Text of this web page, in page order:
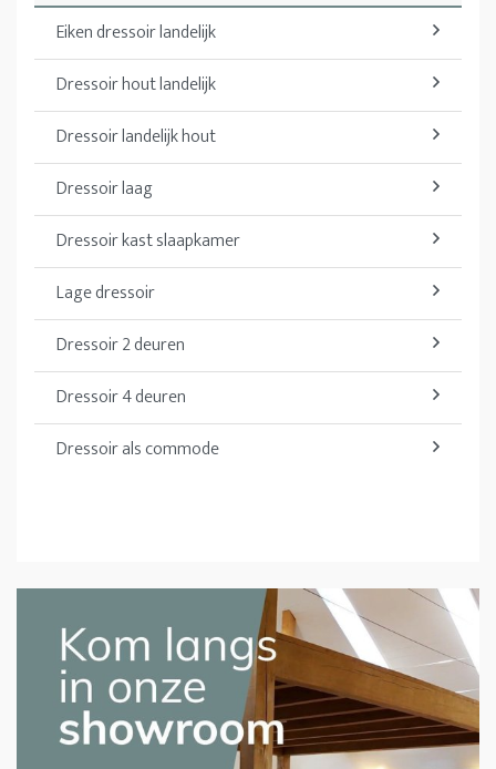
Eiken dressoir landelijk
Dressoir hout landelijk
Dressoir landelijk hout
Dressoir laag
Dressoir kast slaapkamer
Lage dressoir
Dressoir 2 deuren
Dressoir 4 deuren
Dressoir als commode